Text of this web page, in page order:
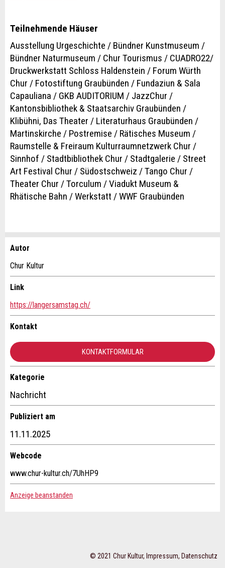
Teilnehmende Häuser
Ausstellung Urgeschichte / Bündner Kunstmuseum /
Bündner Naturmuseum / Chur Tourismus / CUADRO22/
Druckwerkstatt Schloss Haldenstein / Forum Würth
Chur / Fotostiftung Graubünden / Fundaziun & Sala
Capauliana / GKB AUDITORIUM / JazzChur /
Kantonsbibliothek & Staatsarchiv Graubünden /
Klibühni, Das Theater / Literaturhaus Graubünden /
Martinskirche / Postremise / Rätisches Museum /
Raumstelle & Freiraum Kulturraumnetzwerk Chur /
Sinnhof / Stadtbibliothek Chur / Stadtgalerie / Street
Art Festival Chur / Südostschweiz / Tango Chur /
Theater Chur / Torculum / Viadukt Museum &
Rhätische Bahn / Werkstatt / WWF Graubünden
Anzeige beanstanden
Ihr Feedback wird sehr geschätzt!
Allgemeines Feedback
Anzeige nicht mehr gültig
Nachricht
Zur Qualitätssicherung wird eine Kopie der E-Mail an
Anzeige weiterempfehlen
Empfehlen Sie diese Anzeige an Freunde weiter.
* Eingabe erforderlich
Schliessen
Autor
Chur Kultur
Link
https://langersamstag.ch/
Kontakt
KONTAKTFORMULAR
Kontakt
Verfassen Sie eine Nachricht für die Kontaktpersonen dieser
Kategorie
Nachricht
Publiziert am
11.11.2025
Webcode
www.chur-kultur.ch/7UhHP9
Anzeige beanstanden
© 2021 Chur Kultur, Impressum, Datenschutz